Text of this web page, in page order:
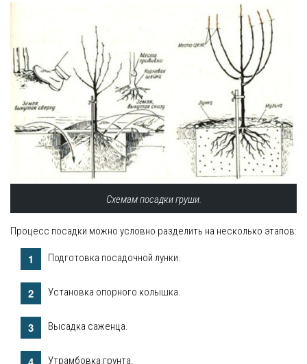
Схемам посадки груши.
Процесс посадки можно условно разделить на несколько этапов:
Подготовка посадочной лунки.
Установка опорного колышка.
Высадка саженца.
Утрамбовка грунта.